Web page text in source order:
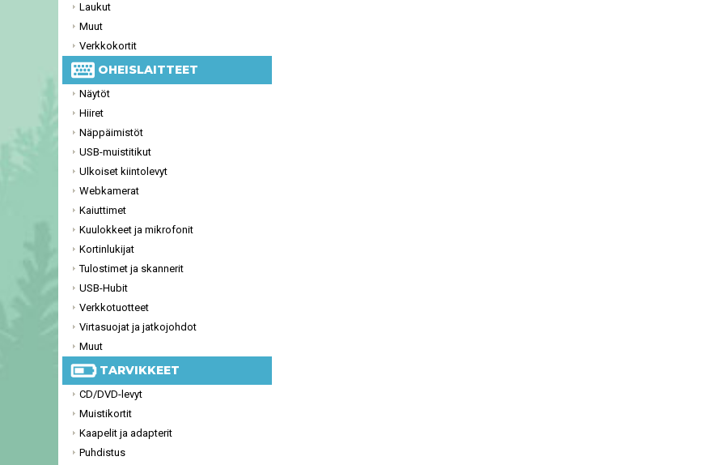
Laukut
Muut
Verkkokortit
OHEISLAITTEET
Näytöt
Hiiret
Näppäimistöt
USB-muistitikut
Ulkoiset kiintolevyt
Webkamerat
Kaiuttimet
Kuulokkeet ja mikrofonit
Kortinlukijat
Tulostimet ja skannerit
USB-Hubit
Verkkotuotteet
Virtasuojat ja jatkojohdot
Muut
TARVIKKEET
CD/DVD-levyt
Muistikortit
Kaapelit ja adapterit
Puhdistus